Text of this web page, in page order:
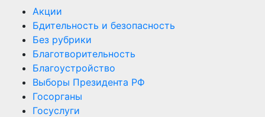
Акции
Бдительность и безопасность
Без рубрики
Благотворительность
Благоустройство
Выборы Президента РФ
Госорганы
Госуслуги